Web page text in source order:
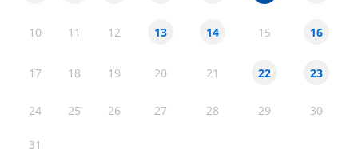
10 11 12 13 14 15 16
17 18 19 20 21 22 23
24 25 26 27 28 29 30
31